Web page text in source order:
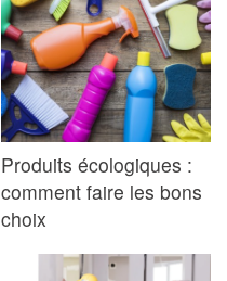
Produits écologiques :
comment faire les bons
choix